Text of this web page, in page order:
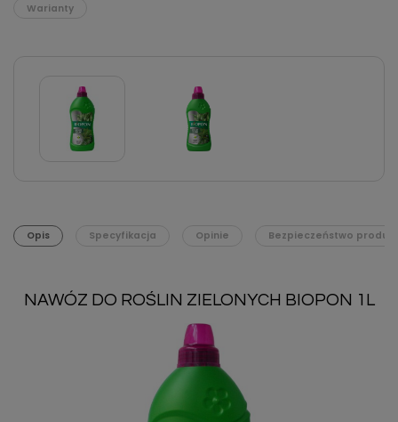
Warianty
Opis Specyfikacja Opinie Bezpieczeństwo
NAWÓZ DO ROŚLIN ZIELONYCH BIOPON 1L